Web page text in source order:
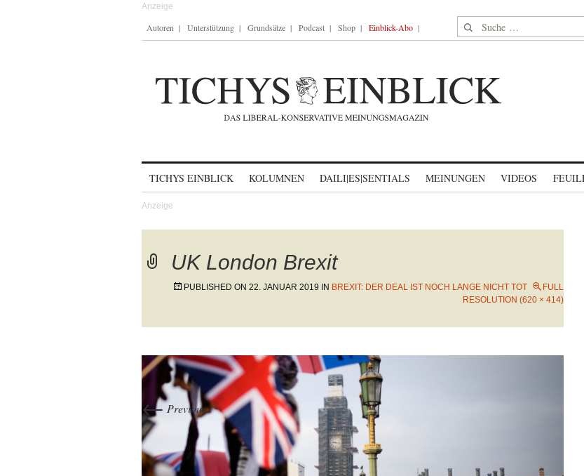
Autoren Unterstützung Grundsätze Podcast Shop Einblick-Abo Suche nach:
TICHYS EINBLICK KOLUMNEN DAILI|ES|SENTIALS MEINUNGEN VIDEOS
UK London Brexit
PUBLISHED ON 22. JANUAR 2019 IN BREXIT: DER DEAL IST NOCH LANGE NICHT TOT
FULL
RESOLUTION (620 × 414)
← Previous